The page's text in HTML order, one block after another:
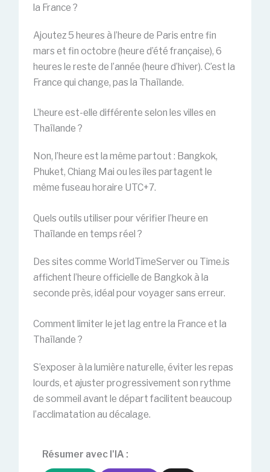
la France ?
Ajoutez 5 heures à l’heure de Paris entre fin
mars et fin octobre (heure d’été française), 6
heures le reste de l’année (heure d’hiver). C’est la
France qui change, pas la Thaïlande.
L’heure est-elle différente selon les villes en
Thaïlande ?
Non, l’heure est la même partout : Bangkok,
Phuket, Chiang Mai ou les îles partagent le
même fuseau horaire UTC+7.
Quels outils utiliser pour vérifier l’heure en
Thaïlande en temps réel ?
Des sites comme WorldTimeServer ou Time.is
affichent l’heure officielle de Bangkok à la
seconde près, idéal pour voyager sans erreur.
Comment limiter le jet lag entre la France et la
Thaïlande ?
S’exposer à la lumière naturelle, éviter les repas
lourds, et ajuster progressivement son rythme
de sommeil avant le départ facilitent beaucoup
l’acclimatation au décalage.
Résumer avec l'IA :